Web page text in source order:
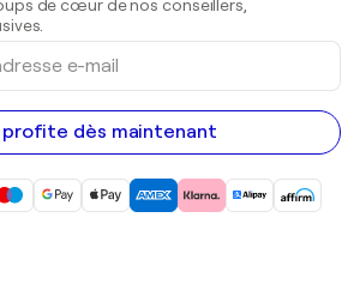
de cœur de nos conseillers,
profite dès maintenant